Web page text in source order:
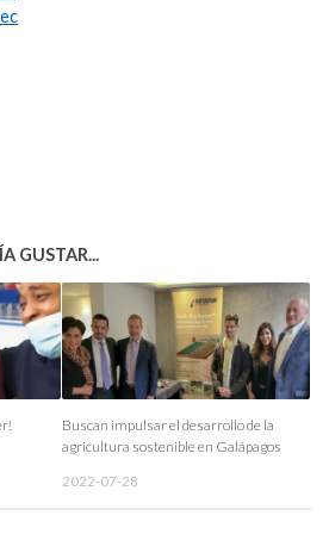
GUSTAR...
Buscan impulsar el desarrollo de la
agricultura sostenible en Galápagos
2022-07-28